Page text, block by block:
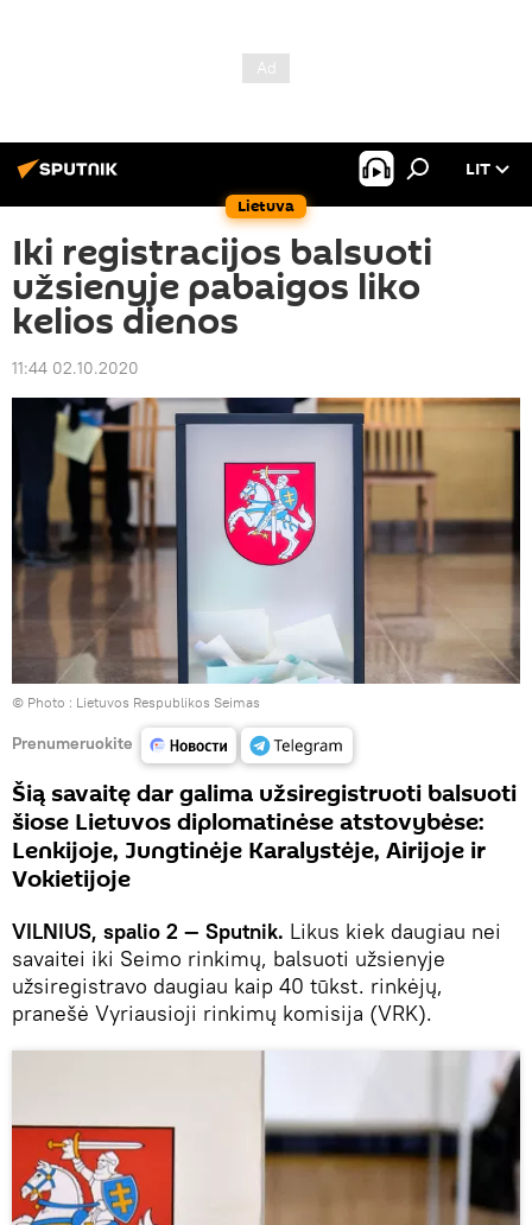
Lietuva
LIT
Iki registracijos balsuoti
užsienyje pabaigos liko
kelios dienos
11:44 02.10.2020
© Photo : Lietuvos Respublikos Seimas
Prenumeruokite
Šią savaitę dar galima užsiregistruoti balsuoti
šiose Lietuvos diplomatinėse atstovybėse:
Lenkijoje, Jungtinėje Karalystėje, Airijoje ir
Vokietijoje
VILNIUS, spalio 2 — Sputnik. Likus kiek daugiau nei
savaitei iki Seimo rinkimų, balsuoti užsienyje
užsiregistravo daugiau kaip 40 tūkst. rinkėjų,
pranešė Vyriausioji rinkimų komisija (VRK).